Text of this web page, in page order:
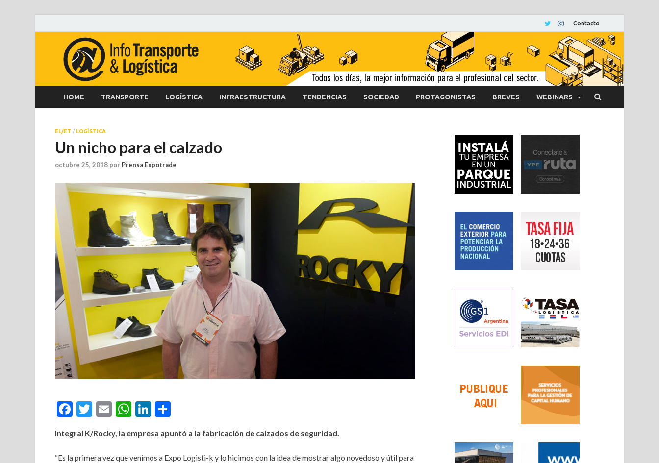
Contacto
HOME TRANSPORTE LOGÍSTICA INFRAESTRUCTURA TENDENCIAS SOCIEDAD PROTAGONISTAS BREVES WEBINARS
EL/ET / LOGÍSTICA
Un nicho para el calzado
octubre 25, 2018 por Prensa Expotrade
Facebook
Twitter
EmailWhatsApp
LinkedIn
Integral K/Rocky, la empresa apuntó a la fabricación de calzados de seguridad.
“Es la primera vez que venimos a Expo Logisti-k y lo hicimos con la idea de mostrar algo novedoso y útil para